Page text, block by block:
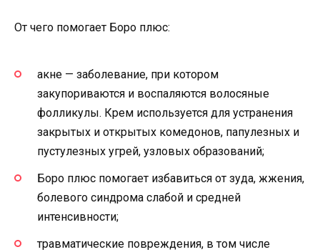
От чего помогает Боро плюс:
акне — заболевание, при котором
закупориваются и воспаляются волосяные
фолликулы. Крем используется для устранения
закрытых и открытых комедонов, папулезных и
пустулезных угрей, узловых образований;
Боро плюс помогает избавиться от зуда, жжения,
болевого синдрома слабой и средней
интенсивности;
травматические повреждения, в том числе